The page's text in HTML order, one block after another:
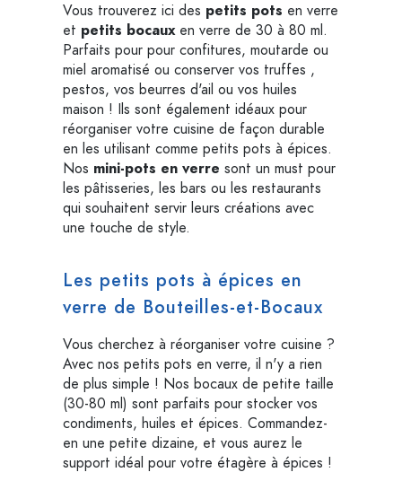
Vous trouverez ici des petits pots en verre
et petits bocauxen verre de 30 à 80 ml.
Parfaits pour pour confitures, moutarde ou
miel aromatisé ou conserver vos truffes ,
pestos, vos beurres d'ail ou vos huiles
maison ! Ils sont également idéaux pour
réorganiser votre cuisine de façon durable
en les utilisant comme petits pots à épices.
Nos mini-pots en verre sont un must pour
les pâtisseries, les bars ou les restaurants
qui souhaitent servir leurs créations avec
une touche de style.
Les petits pots à épices en
verre de Bouteilles-et-Bocaux
Vous cherchez à réorganiser votre cuisine ?
Avec nos petits pots en verre, il n'y a rien
de plus simple ! Nos bocaux de petite taille
(30-80 ml) sont parfaits pour stocker vos
condiments, huiles et épices. Commandez-
en une petite dizaine, et vous aurez le
support idéal pour votre étagère à épices !